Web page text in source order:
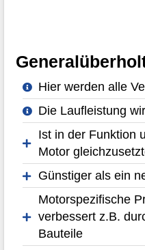
Hier werden alle
Die Laufleistung
Ist in der Funktion
Motor
Günstiger als ein
Motorspezifische
verbessert z.B.
Bauteile